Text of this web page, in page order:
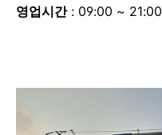
영업시간: 09:00 ~ 21:00